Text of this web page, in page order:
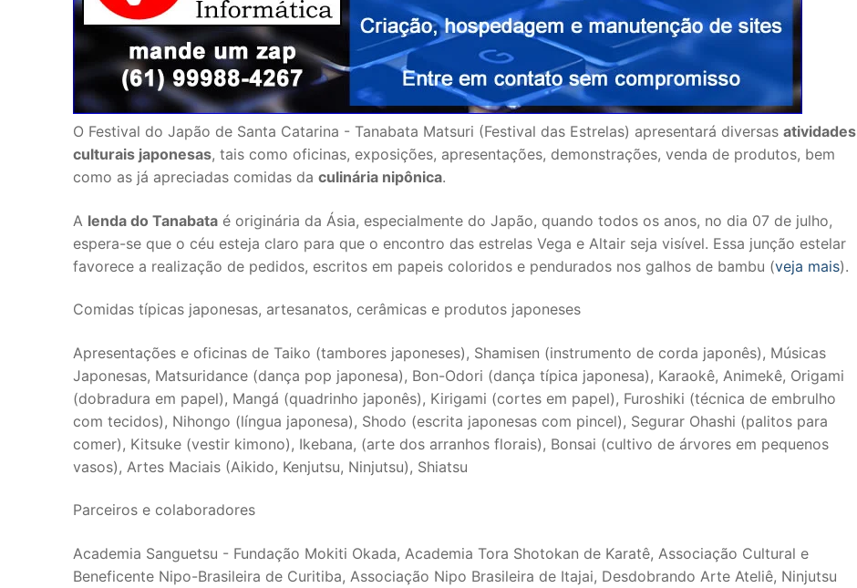
O Festival do Japão de Santa Catarina - Tanabata Matsuri (Festival das Estrelas) apresentará diversas atividades
culturais japonesas, tais como oficinas, exposições, apresentações, demonstrações, venda de produtos, bem
como as já apreciadas comidas da culinária nipônica.
A lenda do Tanabata é originária da Ásia, especialmente do Japão, quando todos os anos, no dia 07 de julho,
espera-se que o céu esteja claro para que o encontro das estrelas Vega e Altair seja visível. Essa junção estelar
favorece a realização de pedidos, escritos em papeis coloridos e pendurados nos galhos de bambu (veja mais).
Comidas típicas japonesas, artesanatos, cerâmicas e produtos japoneses
Apresentações e oficinas de Taiko (tambores japoneses), Shamisen (instrumento de corda japonês), Músicas
Japonesas, Matsuridance (dança pop japonesa), Bon-Odori (dança típica japonesa), Karaokê, Animekê, Origami
(dobradura em papel), Mangá (quadrinho japonês), Kirigami (cortes em papel), Furoshiki (técnica de embrulho
com tecidos), Nihongo (língua japonesa), Shodo (escrita japonesas com pincel), Segurar Ohashi (palitos para
comer), Kitsuke (vestir kimono), Ikebana, (arte dos arranhos florais), Bonsai (cultivo de árvores em pequenos
vasos), Artes Maciais (Aikido, Kenjutsu, Ninjutsu), Shiatsu
Parceiros e colaboradores
Academia Sanguetsu - Fundação Mokiti Okada, Academia Tora Shotokan de Karatê, Associação Cultural e
Beneficente Nipo-Brasileira de Curitiba, Associação Nipo Brasileira de Itajai, Desdobrando Arte Ateliê, Ninjutsu